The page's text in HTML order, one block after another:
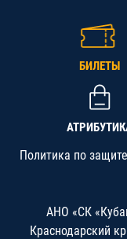
БИЛЕТЫ
Политика по
АНО «СК
Краснодарский